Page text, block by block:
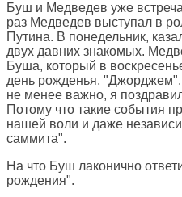
Буш и Медведев уже
раз Медведев выступал в
Путина. В понедельник,
двух давних знакомых.
Буша, который в
день рожденья,
не менее важно, я
Потому что такие события
нашей воли и даже
саммита".
На что Буш лаконично
рождения".